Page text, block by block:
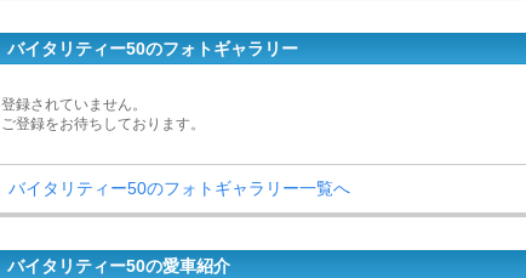
バイタリティー50のフォトギャラリー
登録されていません。
ご登録をお待ちしております。
バイタリティー50のフォトギャラリー一覧へ
バイタリティー50の愛車紹介